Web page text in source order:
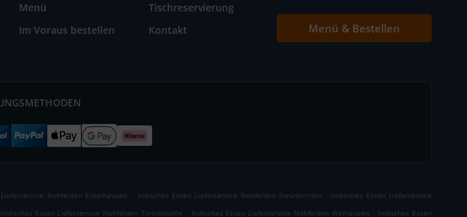
Menü
Tischreservierung
Im Voraus bestellen
Kontakt Menü & Bestellen
Nohfelden Eckelhausen . Indisches Essen Lieferservice Nohfelden Neunkirchen . Indisches Essen Lieferservice
Indisches Essen Lieferservice Nohfelden Türkismühle . Indisches Essen Lieferservice Nohfelden Walhausen . Indisches Essen